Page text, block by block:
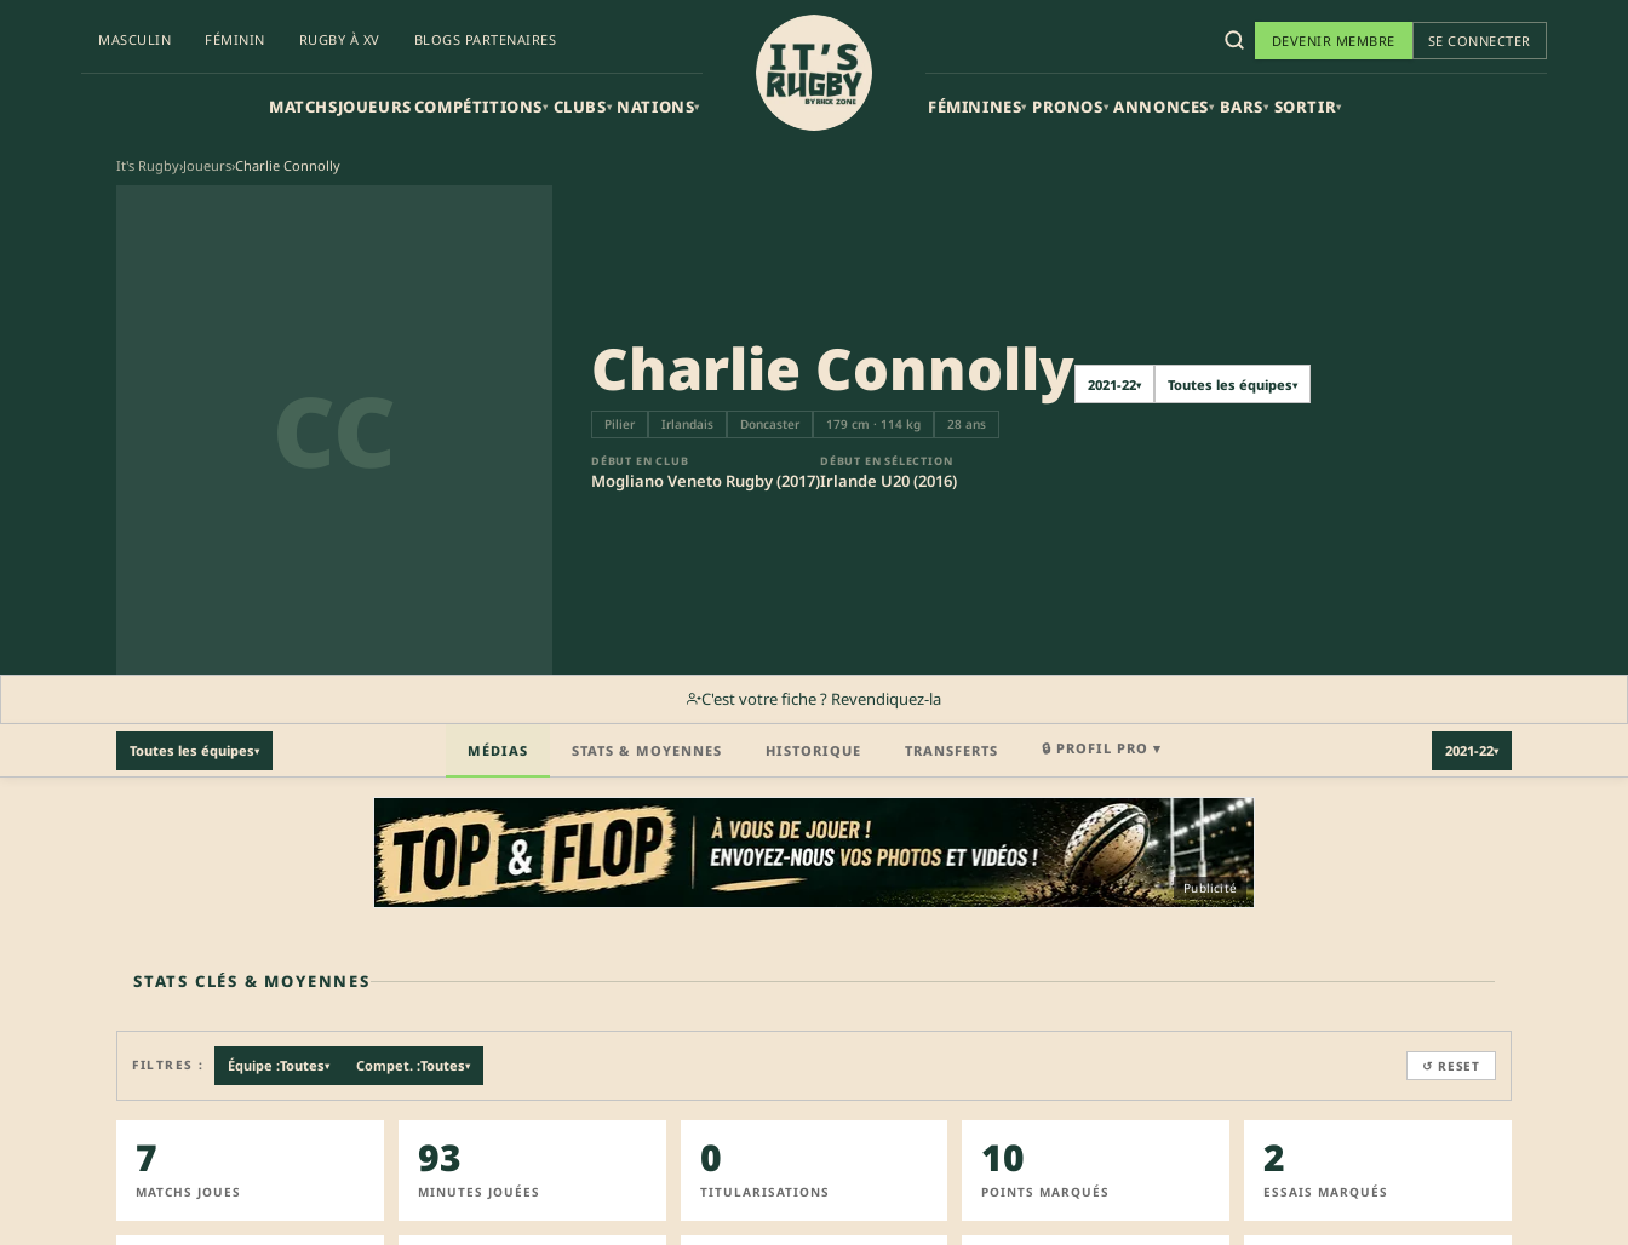
MASCULIN FÉMININ RUGBY À XV BLOGS PARTENAIRES
MATCHSJOUEURSCOMPÉTITIONS▾ CLUBS▾ NATIONS▾
DEVENIR MEMBRE SE CONNECTER
FÉMININES▾ PRONOS▾ ANNONCES▾ BARS▾ SORTIR▾
It's Rugby›Joueurs›Charlie Connolly
CC Charlie Connolly 2021-22▾ Toutes les équipes▾
Pilier Irlandais Doncaster 179 cm · 114 kg 28 ans
DÉBUT EN CLUB
Mogliano Veneto Rugby (2017)
DÉBUT EN SÉLECTION
Irlande U20 (2016)
C'est votre fiche ? Revendiquez-la
MÉDIAS STATS & MOYENNES HISTORIQUE TRANSFERTS 🔒 PROFIL PRO ▾ 2021-22▾
Toutes les équipes▾
Profil pro · Réservé aux clubs REJOINDRE LA COMMUNAUTÉ
Publicité
STATS CLÉS & MOYENNES
FILTRES : Équipe :Toutes▾ Compet. :Toutes▾ ↺ RESET
7
MATCHS JOUES
93
MINUTES JOUÉES
0
TITULARISATIONS
10
POINTS MARQUÉS
2
ESSAIS MARQUÉS